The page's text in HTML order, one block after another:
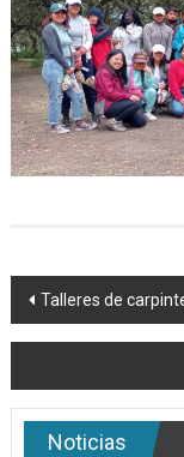
Navegación
de
entradas
Talleres de
Noticias